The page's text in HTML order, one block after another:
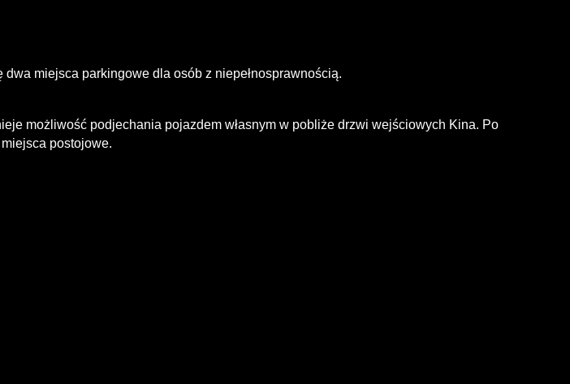
miejsca parkingowe dla osób z niepełnosprawnością.
możliwość podjechania pojazdem własnym w pobliże drzwi wejściowych Kina. Po
postojowe.